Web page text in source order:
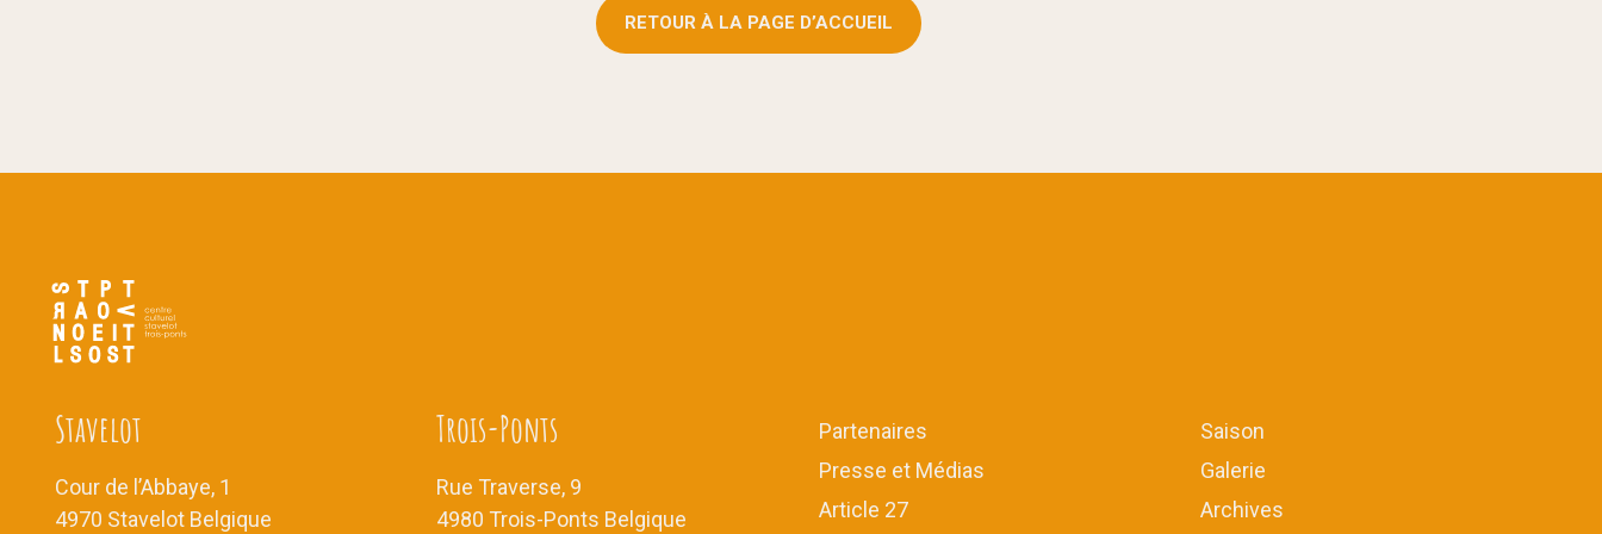
RETOUR À LA PAGE D’ACCUEIL
Stavelot
Cour de l’Abbaye, 1
4970 Stavelot Belgique
Trois-Ponts
Rue Traverse, 9
4980 Trois-Ponts Belgique
Partenaires
Presse et Médias
Article 27
Saison
Galerie
Archives